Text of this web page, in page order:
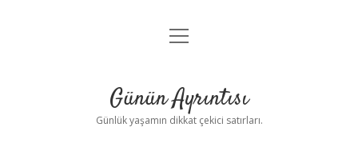
Anasayfa
Yasal Uyarı
menüyü
Günün Ayrıntısı
Günlük yaşamın dikkat çekici satırları.